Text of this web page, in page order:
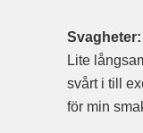
Svagheter:
Lite
svårt i till
för min